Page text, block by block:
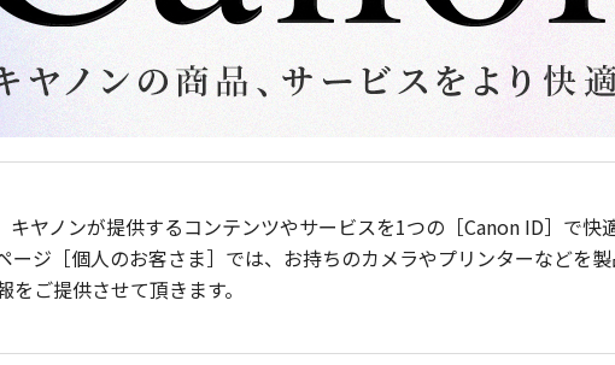
キヤノンが提供するコンテンツやサービスを1つの［Canon ID］で快
ージ［個人のお客さま］では、お持ちのカメラやプリンターなどを
をご提供させて頂きます。